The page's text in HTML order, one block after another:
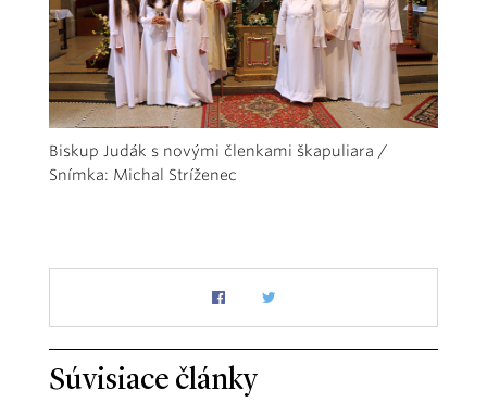
Biskup Judák s novými členkami škapuliara /
Snímka: Michal Stríženec
Súvisiace články